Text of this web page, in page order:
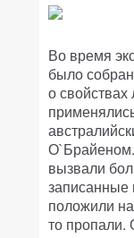
Во время
было
о
О`Брайеном.
вызвали
записанные
положили
то пропали.